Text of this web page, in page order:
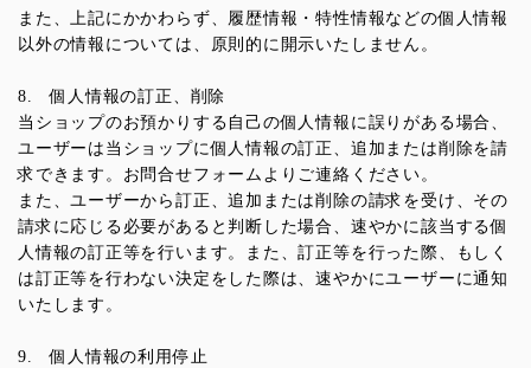
また、上記にかかわらず、履歴情報・特性情報などの個人情報
以外の情報については、原則的に開示いたしません。
8. 個人情報の訂正、削除
当ショップのお預かりする自己の個人情報に誤りがある場合、
ユーザーは当ショップに個人情報の訂正、追加または削除を請
求できます。お問合せフォームよりご連絡ください。
また、ユーザーから訂正、追加または削除の請求を受け、その
請求に応じる必要があると判断した場合、速やかに該当する個
人情報の訂正等を行います。また、訂正等を行った際、もしく
は訂正等を行わない決定をした際は、速やかにユーザーに通知
いたします。
9. 個人情報の利用停止